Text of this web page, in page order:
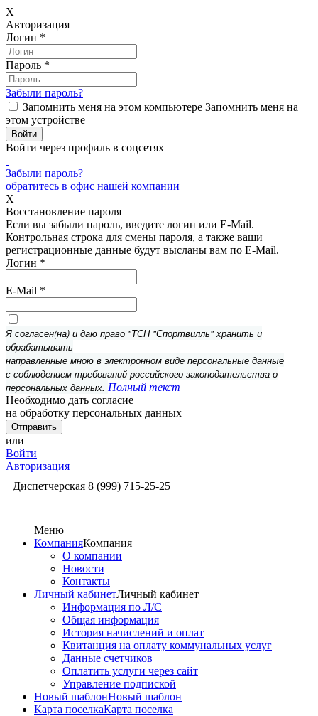
X
Авторизация
Логин *
Пароль *
Забыли пароль?
Запомнить меня на этом компьютере Запомнить меня на
этом устройстве
Войти через профиль в соцсетях
Забыли пароль?
обратитесь в офис нашей компании
X
Восстановление пароля
Если вы забыли пароль, введите логин или E-Mail.
Контрольная строка для смены пароля, а также ваши
регистрационные данные будут высланы вам по E-Mail.
Логин *
E-Mail *
Я согласен(на) и даю право "ТСН "Спортвилль" хранить и
обрабатывать
направленные мною в электронном виде персональные данные
с соблюдением требований российского законодательства о
персональных данных. Полный текст
Необходимо дать согласие
на обработку персональных данных
или
Войти
Авторизация
Диспетчерская 8 (999) 715-25-25
Меню
КомпанияКомпания
О компании
Новости
Контакты
Личный кабинетЛичный кабинет
Информация по Л/С
Общая информация
История начислений и оплат
Квитанция на оплату коммунальных услуг
Данные счетчиков
Оплатить услуги через сайт
Управление подпиской
Новый шаблонНовый шаблон
Карта поселкаКарта поселка